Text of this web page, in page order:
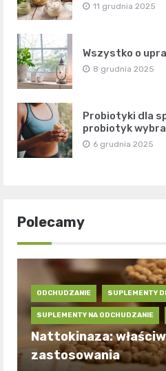
11 grudnia 2025
Wszystko o
8 grudnia 2025
Probiotyki dla
probiotyk
6 grudnia 2025
Polecamy
ODCHUDZANIE SUPLEMENTY
SUPLEMENTY NA ODCHUDZANIE
Nattokinaza:
zastosowania